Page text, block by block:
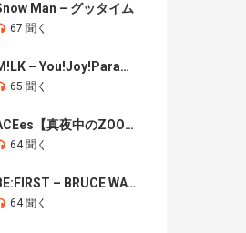
Man – グッタイム
67 聞く
M!LK – You!Joy!Parade!
65 聞く
ACEes【真夜中のZOO】
64 聞く
BE:FIRST – BRUCE WAYNE
64 聞く